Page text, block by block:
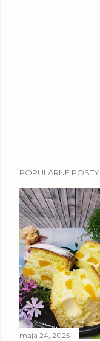
POPULARNE POSTY
maja 24, 2025